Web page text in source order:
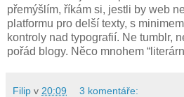
přemýšlím, říkám si, jestli by web
platformu pro delší texty, s
kontroly nad typografií. Ne tumblr,
pořád blogy. Něco mnohem
Filip v 20:09 3 komentáře: